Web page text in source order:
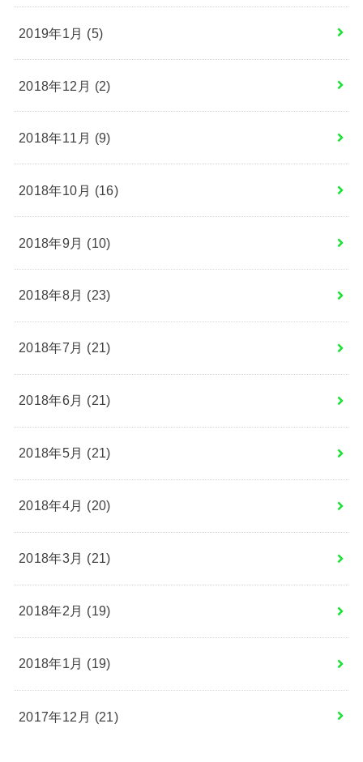
2019年1月 (5)
2018年12月 (2)
2018年11月 (9)
2018年10月 (16)
2018年9月 (10)
2018年8月 (23)
2018年7月 (21)
2018年6月 (21)
2018年5月 (21)
2018年4月 (20)
2018年3月 (21)
2018年2月 (19)
2018年1月 (19)
2017年12月 (21)